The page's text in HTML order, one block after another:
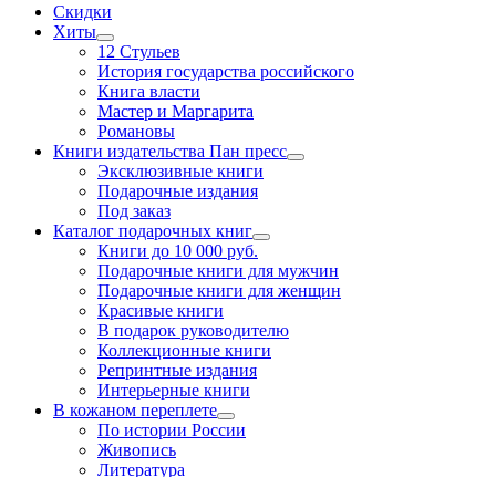
Скидки
Хиты
12 Стульев
История государства российского
Книга власти
Мастер и Маргарита
Романовы
Книги издательства Пан пресс
Эксклюзивные книги
Подарочные издания
Под заказ
Каталог подарочных книг
Книги до 10 000 руб.
Подарочные книги для мужчин
Подарочные книги для женщин
Красивые книги
В подарок руководителю
Коллекционные книги
Репринтные издания
Интерьерные книги
В кожаном переплете
По истории России
Живопись
Литература